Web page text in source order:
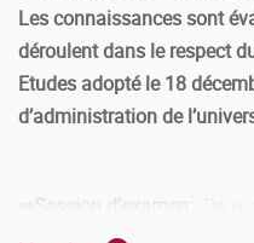
Les connaissances sont
déroulent dans le respect
Etudes adopté le 18
d’administration de
⇒Session d'examen:
Deux